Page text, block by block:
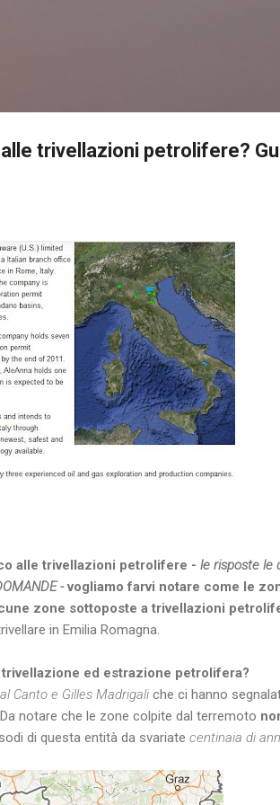
trivellazioni petrolifere?
alle trivellazioni petrolifere - le risposte le
-vogliamo farvi notare come le
zone sottoposte a trivellazioni
in Emilia Romagna.
ed estrazione petrolifera?
Canto e Gilles Madrigali che ci hanno
notare che le zone colpite dal terremoto
di questa entità da svariate centinaia di